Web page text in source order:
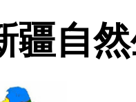
疆自